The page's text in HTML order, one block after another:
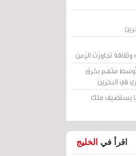
تجاوزت الزمن
متهم بخرق
في البحرين
يستضيف ملك
اقرأ في الخليج